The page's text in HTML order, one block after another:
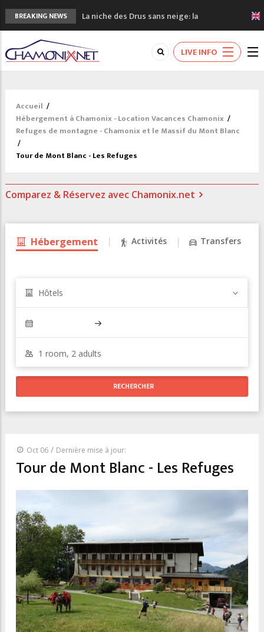
BREAKING NEWS
La niche des Drus sans neige: la
sécheresse en haute montagne
3 bonnes raisons pour visiter le nouveau
Musée du Mont-Blanc
Accidents en montagne: 3 personnes sont
à pied à Chamonix
3eme Chamonix Vallée Classics Festival
LIVE INFO
Accueil /
Hébergement à Chamonix - Location Vacances Chamonix /
Refuges de montagne - Chamonix et le Massif du Mont Blanc
/
Tour de Mont Blanc - Les Refuges
Comparez & Réservez avec Chamonix.net
Hébergement Activités Transfers
Hôtels
Oct 06 / Dernière mise à jour:
Tour de Mont Blanc - Les Refuges